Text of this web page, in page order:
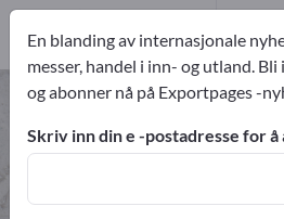
Papir – finn
leverandører
En blanding av internasjonale
messer, handel i inn- og utland.
og abonner nå på Exportpages -
Skriv inn din e -postadresse for å